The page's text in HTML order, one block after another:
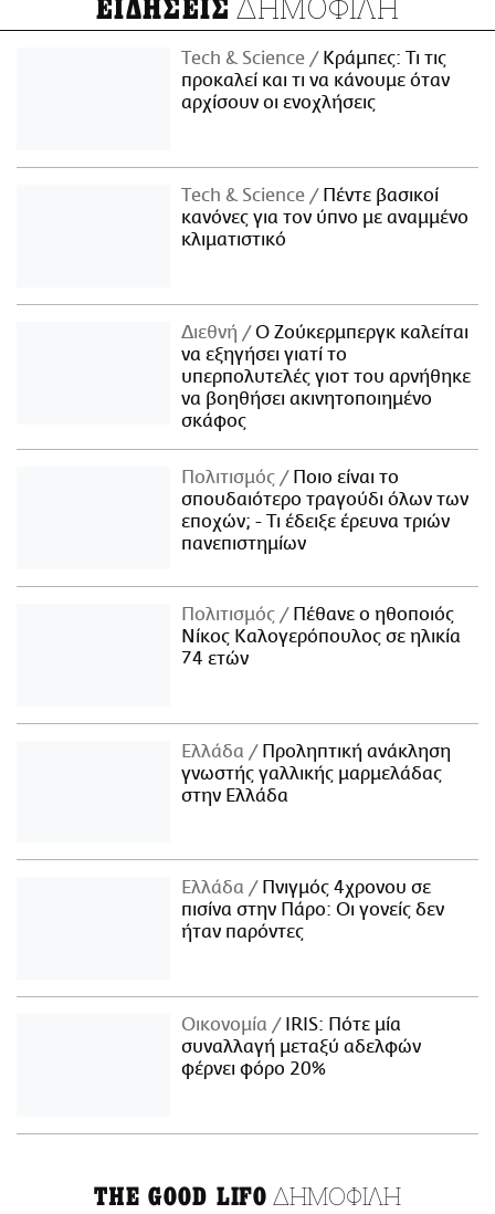
ΕΙΔΗΣΕΙΣ
Τech & Science
Κράμπες: Τι τις
προκαλεί και τι να κάνουμε όταν
αρχίσουν οι ενοχλήσεις
Τech & Science
Πέντε βασικοί
κανόνες για τον ύπνο με αναμμένο
κλιματιστικό
Διεθνή
Ο Ζούκερμπεργκ καλείται
να εξηγήσει γιατί το
υπερπολυτελές γιοτ του αρνήθηκε
να βοηθήσει ακινητοποιημένο
σκάφος
Πολιτισμός
Ποιο είναι το
σπουδαιότερο τραγούδι όλων των
εποχών; - Τι έδειξε έρευνα τριών
πανεπιστημίων
Πολιτισμός
Πέθανε ο ηθοποιός
Νίκος Καλογερόπουλος σε ηλικία
74 ετών
Ελλάδα
Προληπτική ανάκληση
γνωστής γαλλικής μαρμελάδας
στην Ελλάδα
Ελλάδα
Πνιγμός 4χρονου σε
πισίνα στην Πάρο: Οι γονείς δεν
ήταν παρόντες
Οικονομία
IRIS: Πότε μία
συναλλαγή μεταξύ αδελφών
φέρνει φόρο 20%
THE GOOD LIFO ΔΗΜΟΦΙΛΗ